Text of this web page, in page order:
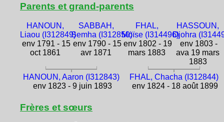
Parents et grand-parents
HANOUN,
Liaou (I312849)
env 1791 - 15
oct 1861
SABBAH,
Semha (I312850)
env 1790 - 15
avr 1871
FHAL,
Moïse (I314496)
env 1802 - 19
mars 1883
HASSOUN,
Djohra
env 1803 -
ava 19 mars
1883
HANOUN, Aaron (I312843)
env 1823 - 9 juin 1893
FHAL, Chacha (I312844)
env 1824 - 18 août 1899
Frères et sœurs